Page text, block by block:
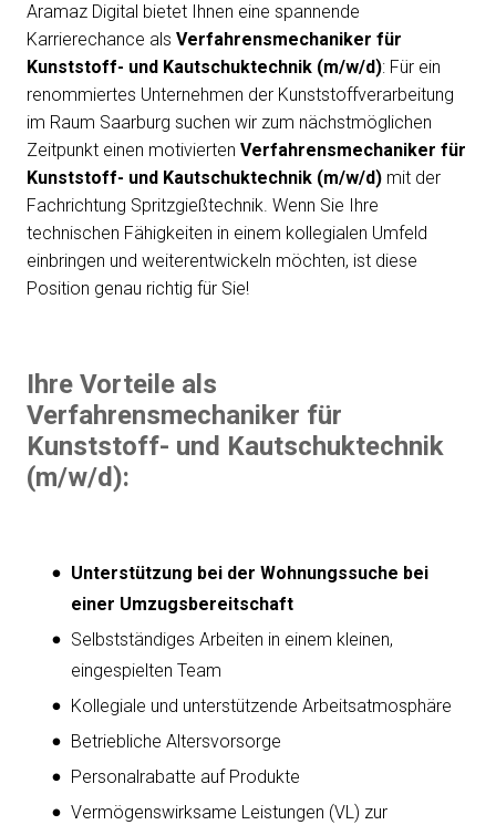
Aramaz Digital bietet Ihnen eine spannende
Karrierechance als Verfahrensmechaniker für
Kunststoff- und Kautschuktechnik (m/w/d): Für ein
renommiertes Unternehmen der Kunststoffverarbeitung
im Raum Saarburg suchen wir zum nächstmöglichen
Zeitpunkt einen motivierten Verfahrensmechaniker für
Kunststoff- und Kautschuktechnik (m/w/d) mit der
Fachrichtung Spritzgießtechnik. Wenn Sie Ihre
technischen Fähigkeiten in einem kollegialen Umfeld
einbringen und weiterentwickeln möchten, ist diese
Position genau richtig für Sie!
Ihre Vorteile als
Verfahrensmechaniker für
Kunststoff- und Kautschuktechnik
(m/w/d):
Unterstützung bei der Wohnungssuche bei
einer Umzugsbereitschaft
Selbstständiges Arbeiten in einem kleinen,
eingespielten Team
Kollegiale und unterstützende Arbeitsatmosphäre
Betriebliche Altersvorsorge
Personalrabatte auf Produkte
Vermögenswirksame Leistungen (VL) zur